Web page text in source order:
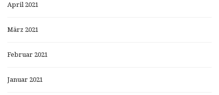
April 2021
März 2021
Februar 2021
Januar 2021